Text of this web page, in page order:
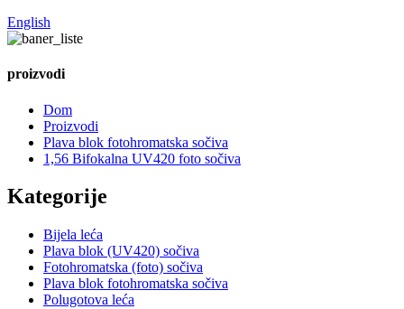
English
proizvodi
Dom
Proizvodi
Plava blok fotohromatska sočiva
1,56 Bifokalna UV420 foto sočiva
Kategorije
Bijela leća
Plava blok (UV420) sočiva
Fotohromatska (foto) sočiva
Plava blok fotohromatska sočiva
Polugotova leća